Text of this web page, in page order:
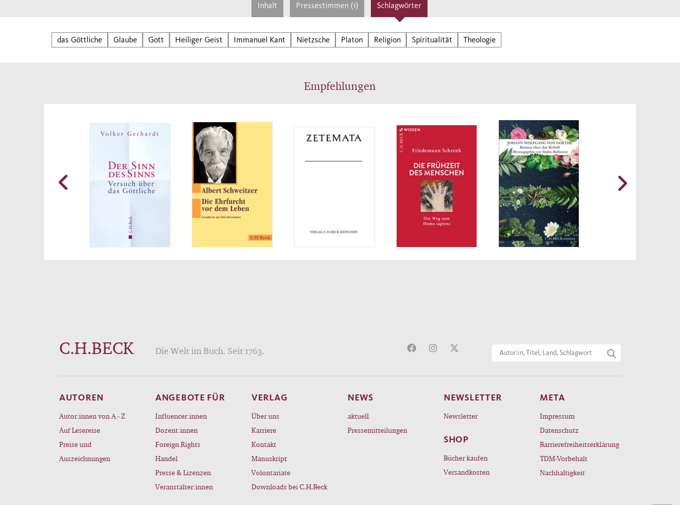
Inhalt Pressestimmen (1) Schlagwörter
das Göttliche Glaube Gott Heiliger Geist Immanuel Kant Nietzsche Platon Religion Spiritualität Theologie
Empfehlungen
C.H.BECK Die Welt im Buch. Seit 1763.
AUTOREN
Autor:innen von A - Z
Auf Lesereise
Preise und
Auszeichnungen
ANGEBOTE FÜR
Influencer:innen
Dozent:innen
Foreign Rights
Handel
Presse & Lizenzen
Veranstalter:innen
VERLAG
Über uns
Karriere
Kontakt
Manuskript
Volontariate
Downloads bei C.H.Beck
NEWS
aktuell
Pressemitteilungen
NEWSLETTER
Newsletter
SHOP
Bücher kaufen
Versandkosten
META
Impressum
Datenschutz
Barrierefreiheitserklärung
TDM-Vorbehalt
Nachhaltigkeit